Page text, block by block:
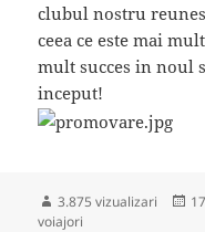
clubul nostru
ceea ce este mai
mult succes in noul
inceput!
3.875 vizualizari
voiajori